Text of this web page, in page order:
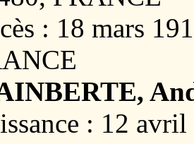
: 18 mars
: 12